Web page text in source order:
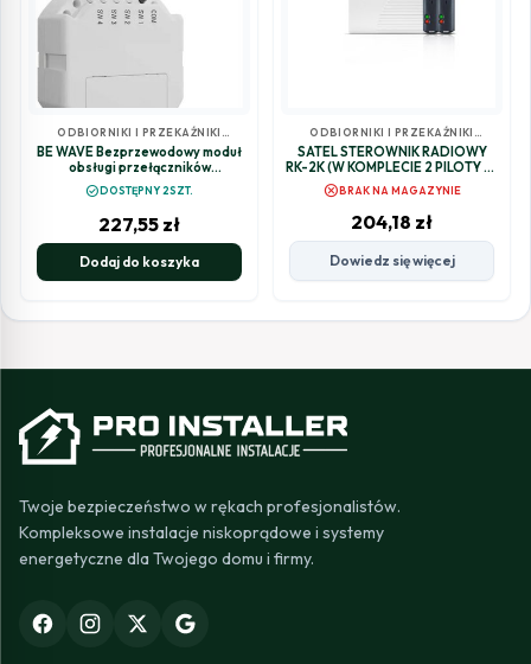
ODBIORNIKI I PRZEKAŹNIKI
RADIOWE
BE WAVE Bezprzewodowy moduł
obsługi przełączników
(dopuszkowy typ urządzenia
ATX-200) Smart Switch C
check_circleDOSTĘPNY 2SZT.
227,55 zł
Dodaj do koszyka
ODBIORNIKI I PRZEKAŹNIKI
RADIOWE
SATEL STEROWNIK RADIOWY
RK-2K (W KOMPLECIE 2 PILOTY T-
2)
cancelBRAK NA MAGAZYNIE
204,18 zł
Dowiedz się więcej
Twoje bezpieczeństwo w rękach profesjonalistów.
Kompleksowe instalacje niskoprądowe i systemy
energetyczne dla Twojego domu i firmy.